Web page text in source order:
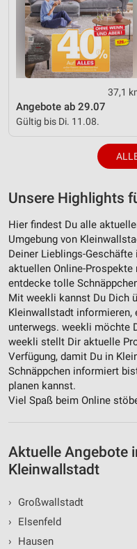
37,1
Angebote ab 29.07
Gültig bis Di. 11.08.
Unsere Highlights
Hier findest Du alle
Umgebung von
Deiner Lieblings-
aktuellen Online-
entdecke tolle
Mit weekli kannst Du Dich
Kleinwallstadt informieren,
unterwegs. weekli möchte
weekli stellt Dir aktuelle
Verfügung, damit Du in
Schnäppchen informiert
planen kannst.
Viel Spaß beim Online
Aktuelle Angebote
Kleinwallstadt
›
Großwallstadt
›
Elsenfeld
›
Hausen